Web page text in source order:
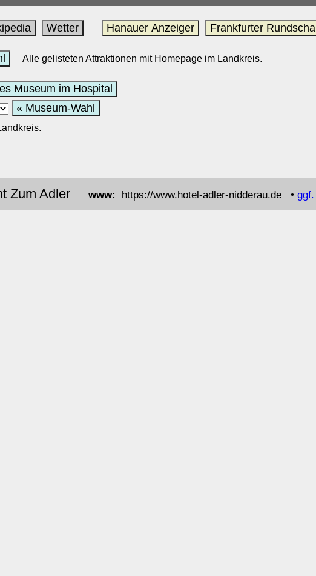
Wetter Hanauer Anzeiger Frankfurter
Alle gelisteten Attraktionen mit Homepage im Landkreis.
Museum im Hospital
« Museum-Wahl
Zum Adlerwww: https://www.hotel-adler-nidderau.de •